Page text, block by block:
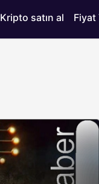
Kripto satın al Fiyat